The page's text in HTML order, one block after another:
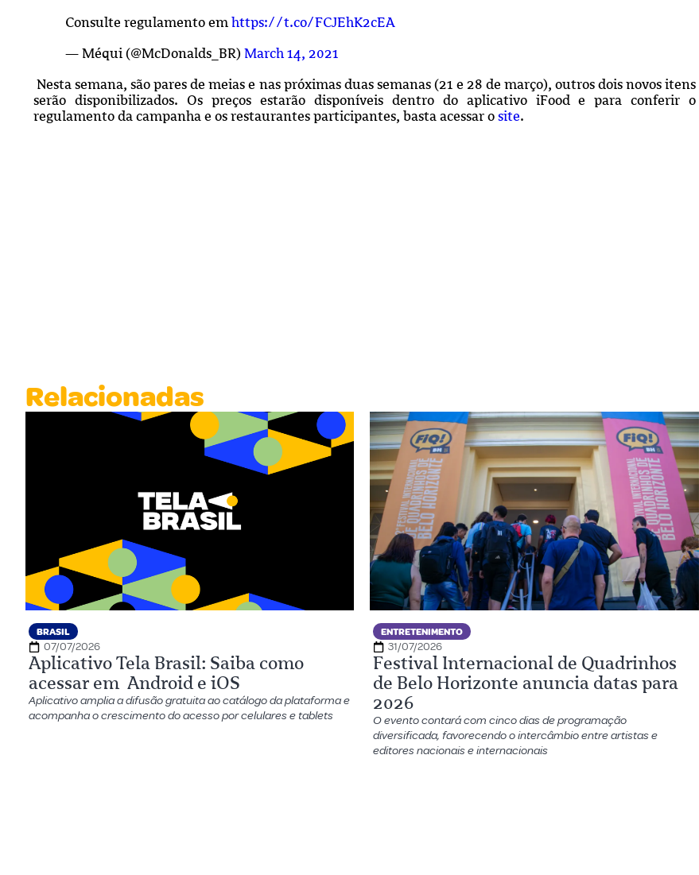
Consulte regulamento em https://t.co/FCJEhK2cEA
— Méqui (@McDonalds_BR) March 14, 2021
Nesta semana, são pares de meias e nas próximas duas semanas (21 e 28 de março), outros dois novos itens
serão disponibilizados. Os preços estarão disponíveis dentro do aplicativo iFood e para conferir o
regulamento da campanha e os restaurantes participantes, basta acessar o site.
Relacionadas
BRASIL
07/07/2026
Aplicativo Tela Brasil: Saiba como
acessar em Android e iOS
Aplicativo amplia a difusão gratuita ao catálogo da plataforma e
acompanha o crescimento do acesso por celulares e tablets
ENTRETENIMENTO
31/07/2026
Festival Internacional de Quadrinhos
de Belo Horizonte anuncia datas para
2026
O evento contará com cinco dias de programação
diversificada, favorecendo o intercâmbio entre artistas e
editores nacionais e internacionais